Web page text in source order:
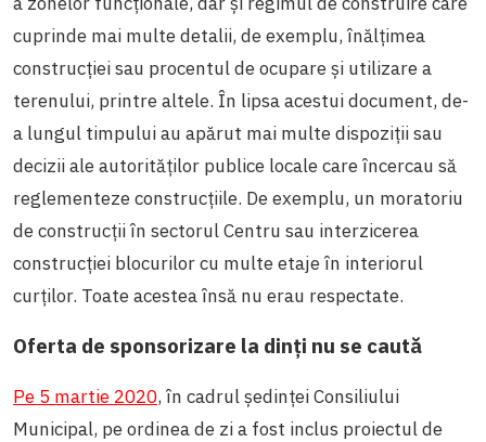
cuprinde mai multe detalii, de exemplu, înălțimea
construcției sau procentul de ocupare și utilizare a
terenului, printre altele. În lipsa acestui document, de-
a lungul timpului au apărut mai multe dispoziții sau
decizii ale autorităților publice locale care încercau să
reglementeze construcțiile. De exemplu, un moratoriu
de construcții în sectorul Centru sau interzicerea
construcției blocurilor cu multe etaje în interiorul
curților. Toate acestea însă nu erau respectate.
Oferta de sponsorizare la dinți nu se caută
Pe 5 martie 2020, în cadrul ședinței Consiliului
Municipal, pe ordinea de zi a fost inclus proiectul de